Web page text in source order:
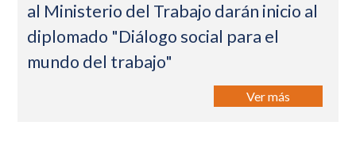
al Ministerio del Trabajo darán inicio al
diplomado "Diálogo social para el
mundo del trabajo"
Ver más